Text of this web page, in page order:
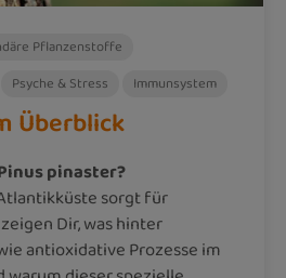
Pflanzenstoffe
Psyche & Stress Immunsystem
Überblick
pinaster?
sorgt für
Dir, was hinter
antioxidative Prozesse im